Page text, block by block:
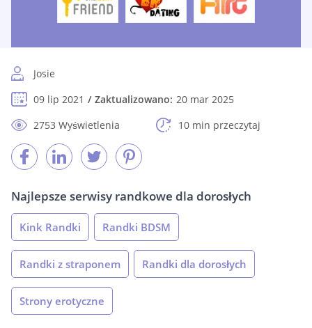
Josie
09 lip 2021
Zaktualizowano: 20 mar 2025
2753 Wyświetlenia
10 min przeczytaj
Najlepsze serwisy randkowe dla dorosłych
Kink Randki Randki BDSM
Randki z straponem Randki dla dorosłych
Strony erotyczne